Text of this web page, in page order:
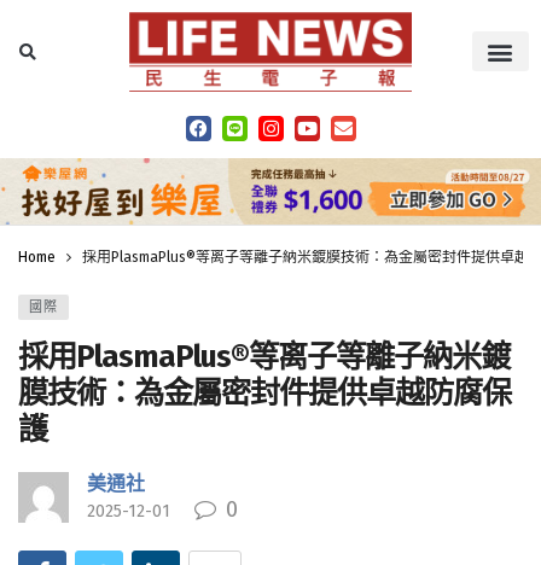
Home 採用PlasmaPlus®等离子等離子納米鍍膜技術：為金屬密封件提供卓越
國際
採用PlasmaPlus®等离子等離子納米鍍
膜技術：為金屬密封件提供卓越防腐保
護
美通社
2025-12-01 0